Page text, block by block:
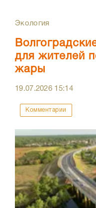
Экология
для жителей
жары
19.07.2026 15:14
Комментарии